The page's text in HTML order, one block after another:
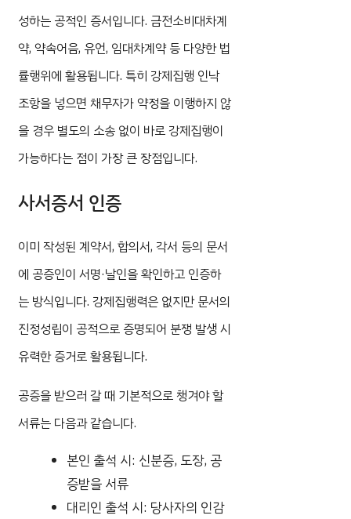
성하는 공적인 증서입니다. 금전소비대차계
약, 약속어음, 유언, 임대차계약 등 다양한 법
률행위에 활용됩니다. 특히 강제집행 인낙
조항을 넣으면 채무자가 약정을 이행하지 않
을 경우 별도의 소송 없이 바로 강제집행이
가능하다는 점이 가장 큰 장점입니다.
사서증서 인증
이미 작성된 계약서, 합의서, 각서 등의 문서
에 공증인이 서명·날인을 확인하고 인증하
는 방식입니다. 강제집행력은 없지만 문서의
진정성립이 공적으로 증명되어 분쟁 발생 시
유력한 증거로 활용됩니다.
공증을 받으러 갈 때 기본적으로 챙겨야 할
서류는 다음과 같습니다.
본인 출석 시: 신분증, 도장, 공
증받을 서류
대리인 출석 시: 당사자의 인감